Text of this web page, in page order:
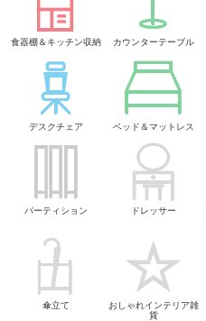
食器棚＆キッチン収納 カウンターテーブル
デスクチェア ベッド＆マットレス
パーティション ドレッサー
傘立て
おしゃれインテリア雑
貨